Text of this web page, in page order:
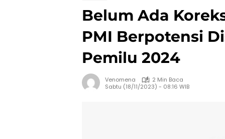
Belum Ada
PMI Berpotensi
Pemilu 2024
Venomena
2 Min Baca
Sabtu (18/11/2023) - 08:16 WIB